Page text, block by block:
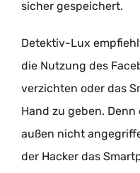
sicher gespeichert.
Detektiv-Lux
die Nutzung des
verzichten oder das
Hand zu geben.
außen nicht
der Hacker das